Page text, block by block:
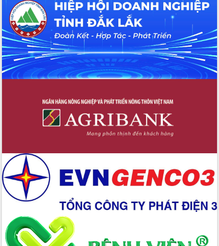
Hội thảo khoa học “Giải pháp thúc đẩy
phát triển nền kinh tế xanh tại tỉnh
Đắk Lắk”
Tăng cường giám sát, đôn đốc thực
hiện nhiệm vụ quản lý tài sản công
hàng tuần
Tháo gỡ những vướng mắc, đẩy mạnh
Đắk Lắk: Tôn vinh 46 giải pháp tại Hội
thi Sáng tạo Kỹ thuật 2024 - 2025
Đắk Lắk rà soát, điều chỉnh Đề án 190
Phó Chủ tịch UBND tỉnh Đắk Lắk
Trương Công Thái kiểm tra thực địa
Dự án cao tốc Khánh Hòa - Buôn Ma
Thuột
Định vị cà phê Việt Nam như một “di
sản sống” trong dòng chảy toàn cầu
Xây dựng nông thôn mới: Nâng cao đời
sống người dân từ những mô hình thiết
thực